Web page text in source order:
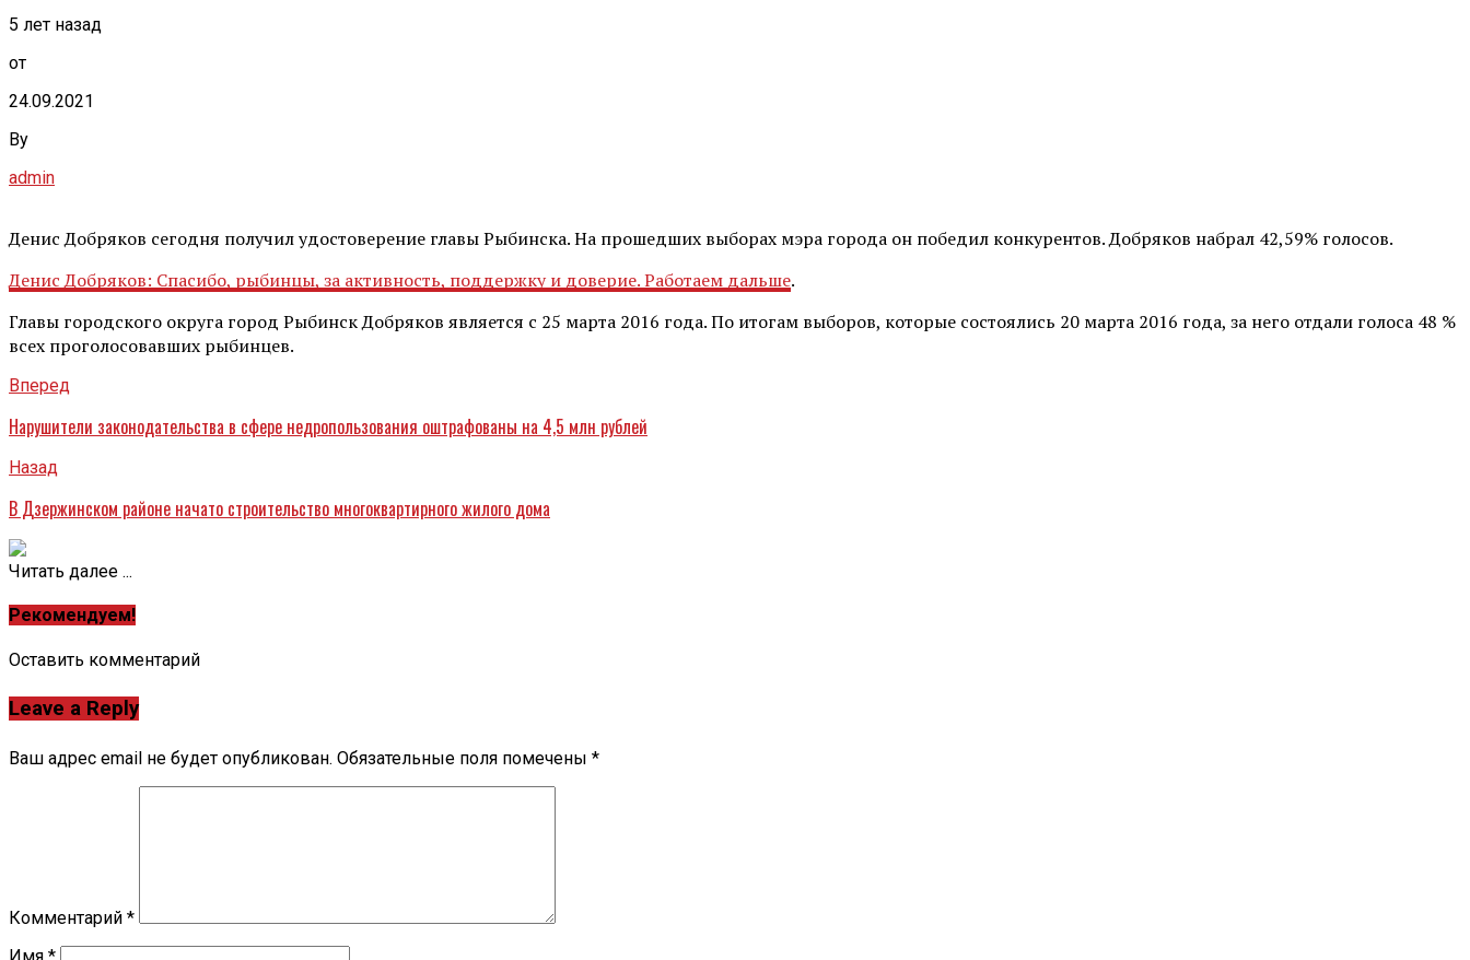
5 лет назад
от
24.09.2021
By
admin
Денис Добряков сегодня получил удостоверение главы Рыбинска. На прошедших выборах мэра города он победил конкурентов. Добряков набрал 42,59% голосов.
Денис Добряков: Спасибо, рыбинцы, за активность, поддержку и доверие. Работаем дальше.
Главы городского округа город Рыбинск Добряков является с 25 марта 2016 года. По итогам выборов, которые состоялись 20 марта 2016 года, за него отдали голоса 48 %
всех проголосовавших рыбинцев.
Вперед
​Нарушители законодательства в сфере недропользования оштрафованы на 4,5 млн рублей
Назад
В Дзержинском районе начато строительство многоквартирного жилого дома
Читать далее ...
Рекомендуем!
Оставить комментарий
Leave a Reply
Ваш адрес email не будет опубликован. Обязательные поля помечены *
Комментарий *